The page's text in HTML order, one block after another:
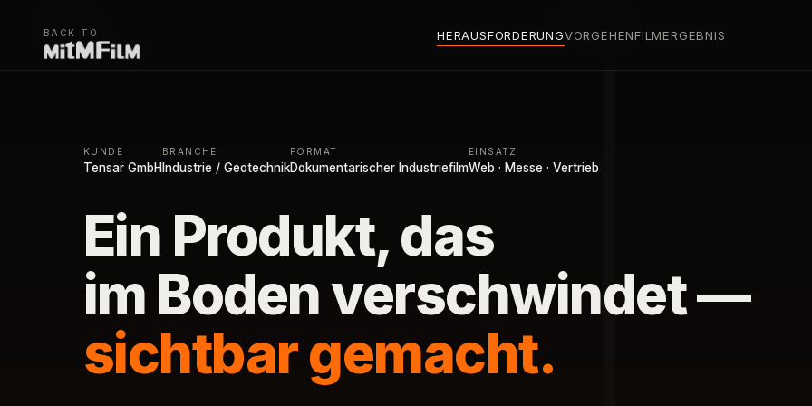
BACK TO HERAUSFORDERUNGVORGEHENFILMERGEBNIS
KUNDE
Tensar GmbH
BRANCHE
Industrie / Geotechnik
FORMAT
Dokumentarischer Industriefilm
EINSATZ
Web · Messe · Vertrieb
Ein Produkt, das
im Boden verschwindet —
sichtbar gemacht.